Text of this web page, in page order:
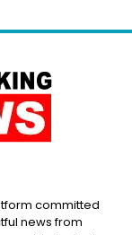
committed
news from